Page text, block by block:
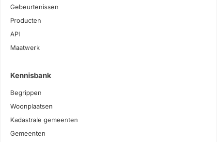
Gebeurtenissen
Producten
API
Maatwerk
Kennisbank
Begrippen
Woonplaatsen
Kadastrale gemeenten
Gemeenten